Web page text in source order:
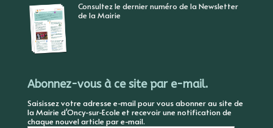
Consultez le dernier numéro de la Newsletter
de la Mairie
Abonnez-vous à ce site par e-mail.
Saisissez votre adresse e-mail pour vous abonner au site de
la Mairie d'Oncy-sur-Ecole et recevoir une notification de
chaque nouvel article par e-mail.